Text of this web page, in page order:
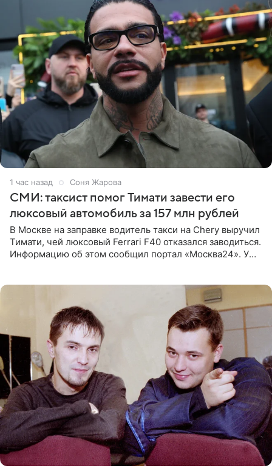
1 час назад Соня Жарова
СМИ: таксист помог Тимати завести его
люксовый автомобиль за 157 млн рублей
В Москве на заправке водитель такси на Chery выручил
Тимати, чей люксовый Ferrari F40 отказался заводиться.
Информацию об этом сообщил портал «Москва24». У